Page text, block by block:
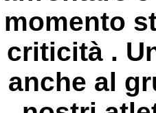
momento
criticità .
anche al